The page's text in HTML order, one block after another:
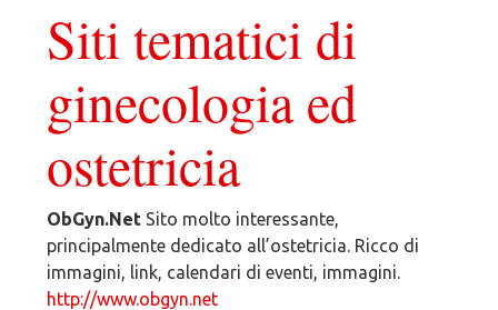
Siti tematici di
ginecologia ed
ostetricia
ObGyn.NetSito molto interessante,
principalmente dedicato all’ostetricia. Ricco di
immagini, link, calendari di eventi, immagini.
http://www.obgyn.net